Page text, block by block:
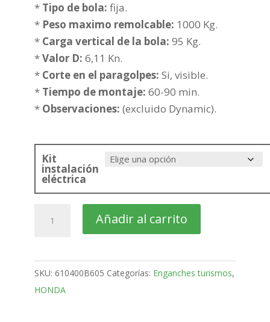
desde
195,05€
270,56€
* Tipo de bola: fija.
* Peso maximo remolcable: 1000 Kg.
* Carga vertical de la bola: 95 Kg.
*Valor D: 6,11 Kn.
* Corte en el paragolpes: Si, visible.
* Tiempo de montaje: 60-90 min.
* Observaciones: (excluido Dynamic).
Kit
instalación
eléctrica
Puertas
Bola
fija
Añadir al carrito
SKU: 610400B605 Categorías: Enganches turismos,
HONDA